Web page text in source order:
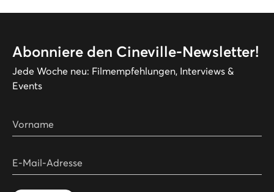
Abonniere den Cineville-Newsletter!
Jede Woche neu: Filmempfehlungen, Interviews &
Events
Vorname
E-Mail-Adresse